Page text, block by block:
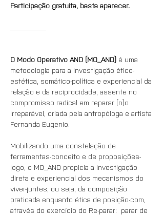
Participação gratuita, basta aparecer.
O Modo Operativo AND (MO_AND) é uma
metodologia para a investigação ético-
estética, somático-política e experiencial da
relação e da reciprocidade, assente no
compromisso radical em reparar (n)o
Irreparável, criada pela antropóloga e artista
Fernanda Eugenio.
Mobilizando uma constelação de
ferramentas-conceito e de proposições-
jogo, o MO_AND propicia a investigação
direta e experiencial dos mecanismos do
viver-juntes, ou seja, da composição
praticada enquanto ética de posição-com,
através do exercício do Re-parar:  parar de